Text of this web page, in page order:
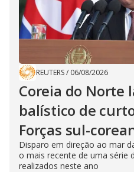
REUTERS/ 06/08/2026
Coreia do Norte
balístico de
Forças sul-
Disparo em direção ao mar
o mais recente de uma série
realizados neste ano